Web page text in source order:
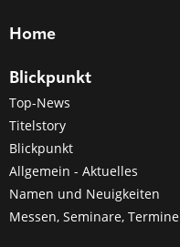
Home
Blickpunkt
Top-News
Titelstory
Blickpunkt
Allgemein - Aktuelles
Namen und Neuigkeiten
Messen, Seminare, Termine